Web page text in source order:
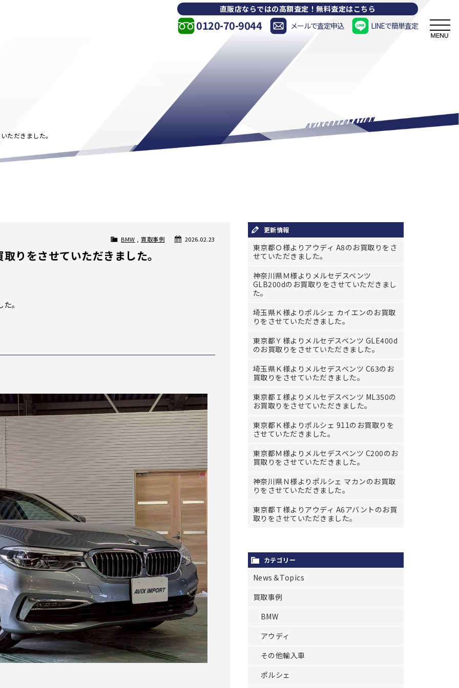
ただきました。
2026.02.23
BMW , 買取事例
りをさせていただきました。
。
更新情報
東京都Ｏ様よりアウディ A8のお買取りをさ
せていただきました。
神奈川県Ｍ様よりメルセデスベンツ
GLB200dのお買取りをさせていただきまし
た。
埼玉県Ｋ様よりポルシェ カイエンのお買取
りをさせていただきました。
東京都Ｙ様よりメルセデスベンツ GLE400d
のお買取りをさせていただきました。
埼玉県Ｋ様よりメルセデスベンツ C63のお
買取りをさせていただきました。
東京都Ｉ様よりメルセデスベンツ ML350の
お買取りをさせていただきました。
東京都Ｋ様よりポルシェ 911のお買取りを
させていただきました。
東京都Ｍ様よりメルセデスベンツ C200のお
買取りをさせていただきました。
神奈川県Ｎ様よりポルシェ マカンのお買取
りをさせていただきました。
東京都Ｔ様よりアウディ A6アバントのお買
取りをさせていただきました。
カテゴリー
News＆Topics
買取事例
BMW
アウディ
その他輸入車
ポルシェ
直販店ならではの高額査定！無料査定はこちら
0120-70-9044 メールで査定申込 LINEで簡単査定